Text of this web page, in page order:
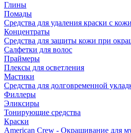
Глины
Помады
Средства для удаления краски с кожи
Концентраты
Средства для защиты кожи при
Салфетки для волос
Праймеры
Плексы для осветления
Мастики
Средства для долговременной
Филлеры
Эликсиры
Тонирующие средства
Краски
American Crew - Окрашивание для